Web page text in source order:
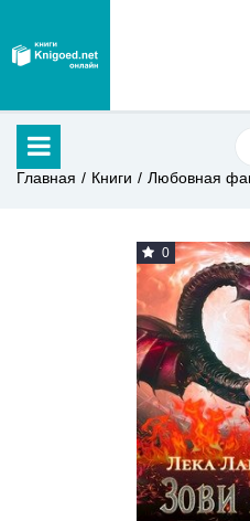
Главная Книги Любовная
0